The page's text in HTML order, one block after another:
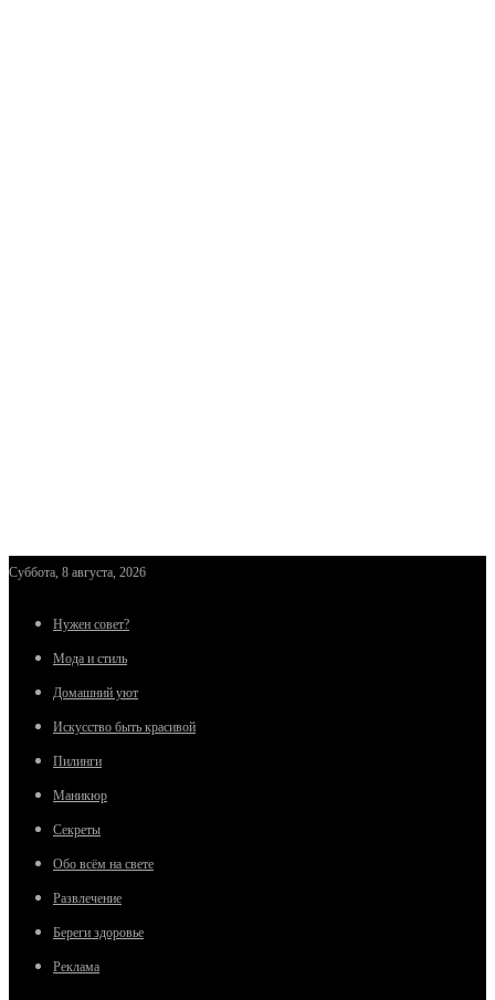
Суббота, 8 августа, 2026
Нужен совет?
Мода и стиль
Домашний уют
Искусство быть красивой
Пилинги
Маникюр
Секреты
Обо всём на свете
Развлечение
Береги здоровье
Реклама